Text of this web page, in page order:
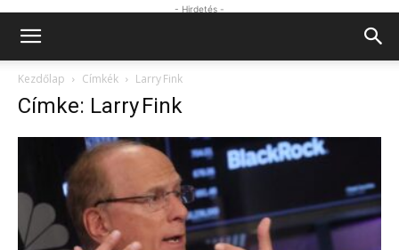
- Hirdetés -
Kezdőlap Címkék Larry Fink
Címke: Larry Fink